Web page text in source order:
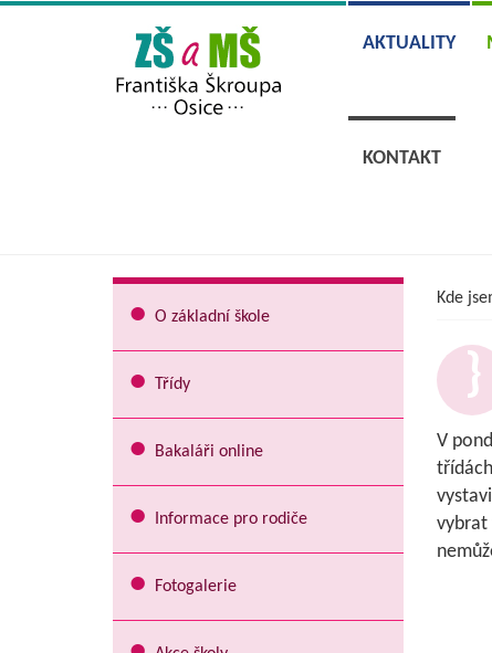
AKTUALITY
KONTAKT
Kde
V
vybrat
O základní škole
Třídy
Bakaláři online
Informace pro rodiče
Fotogalerie